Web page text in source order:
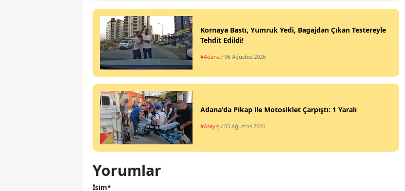
Kornaya Bastı, Yumruk Yedi, Bagajdan Çıkan Testereyle
Tehdit Edildi!
#Adana / 06 Ağustos 2026
Adana'da Pikap ile Motosiklet Çarpıştı: 1 Yaralı
#Asayiş / 05 Ağustos 2026
Yorumlar
İsim*